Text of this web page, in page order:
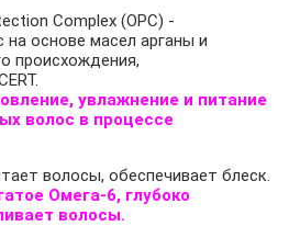
Complex (OPC) -
основе масел арганы и
происхождения,
увлажнение и питание
волос в процессе
волосы, обеспечивает блеск.
Омега-6, глубоко
волосы.